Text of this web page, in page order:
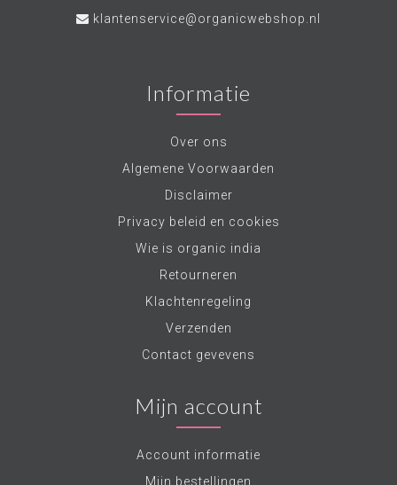
klantenservice@organicwebshop.nl
Informatie
Over ons
Algemene Voorwaarden
Disclaimer
Privacy beleid en cookies
Wie is organic india
Retourneren
Klachtenregeling
Verzenden
Contact gevevens
Mijn account
Account informatie
Mijn bestellingen